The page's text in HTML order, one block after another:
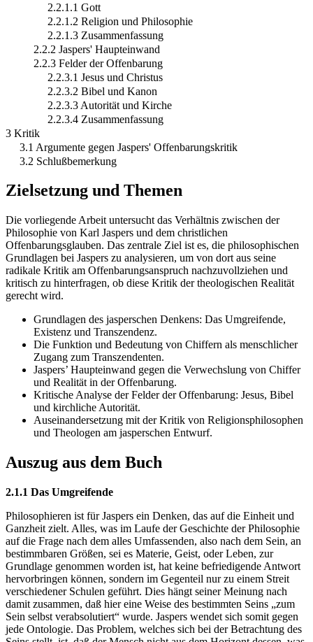
2.2.1.1 Gott
2.2.1.2 Religion und Philosophie
2.2.1.3 Zusammenfassung
2.2.2 Jaspers' Haupteinwand
2.2.3 Felder der Offenbarung
2.2.3.1 Jesus und Christus
2.2.3.2 Bibel und Kanon
2.2.3.3 Autorität und Kirche
2.2.3.4 Zusammenfassung
3 Kritik
3.1 Argumente gegen Jaspers' Offenbarungskritik
3.2 Schlußbemerkung
Zielsetzung und Themen
Die vorliegende Arbeit untersucht das Verhältnis zwischen der
Philosophie von Karl Jaspers und dem christlichen
Offenbarungsglauben. Das zentrale Ziel ist es, die philosophischen
Grundlagen bei Jaspers zu analysieren, um von dort aus seine
radikale Kritik am Offenbarungsanspruch nachzuvollziehen und
kritisch zu hinterfragen, ob diese Kritik der theologischen Realität
gerecht wird.
Grundlagen des jasperschen Denkens: Das Umgreifende,
Existenz und Transzendenz.
Die Funktion und Bedeutung von Chiffern als menschlicher
Zugang zum Transzendenten.
Jaspers’ Haupteinwand gegen die Verwechslung von Chiffer
und Realität in der Offenbarung.
Kritische Analyse der Felder der Offenbarung: Jesus, Bibel
und kirchliche Autorität.
Auseinandersetzung mit der Kritik von Religionsphilosophen
und Theologen am jasperschen Entwurf.
Auszug aus dem Buch
2.1.1 Das Umgreifende
Philosophieren ist für Jaspers ein Denken, das auf die Einheit und
Ganzheit zielt. Alles, was im Laufe der Geschichte der Philosophie
auf die Frage nach dem alles Umfassenden, also nach dem Sein, an
bestimmbaren Größen, sei es Materie, Geist, oder Leben, zur
Grundlage genommen worden ist, hat keine befriedigende Antwort
hervorbringen können, sondern im Gegenteil nur zu einem Streit
verschiedener Schulen geführt. Dies hängt seiner Meinung nach
damit zusammen, daß hier eine Weise des bestimmten Seins „zum
Sein selbst verabsolutiert“ wurde. Jaspers wendet sich somit gegen
jede Ontologie. Das Problem, welches sich bei der Betrachtung des